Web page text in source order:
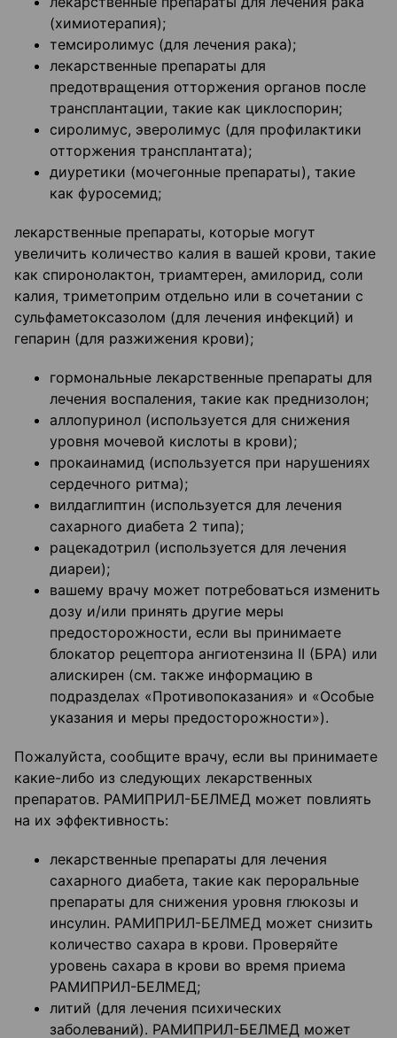
(химиотерапия);
темсиролимус (для лечения рака);
лекарственные препараты для
предотвращения отторжения органов после
трансплантации, такие как циклоспорин;
сиролимус, эверолимус (для профилактики
отторжения трансплантата);
диуретики (мочегонные препараты), такие
как фуросемид;
лекарственные препараты, которые могут
увеличить количество калия в вашей крови, такие
как спиронолактон, триамтерен, амилорид, соли
калия, триметоприм отдельно или в сочетании с
сульфаметоксазолом (для лечения инфекций) и
гепарин (для разжижения крови);
гормональные лекарственные препараты для
лечения воспаления, такие как преднизолон;
аллопуринол (используется для снижения
уровня мочевой кислоты в крови);
прокаинамид (используется при нарушениях
сердечного ритма);
вилдаглиптин (используется для лечения
сахарного диабета 2 типа);
рацекадотрил (используется для лечения
диареи);
вашему врачу может потребоваться изменить
дозу и/или принять другие меры
предосторожности, если вы принимаете
блокатор рецептора ангиотензина II (БРА) или
алискирен (см. также информацию в
подразделах «Противопоказания» и «Особые
указания и меры предосторожности»).
Пожалуйста, сообщите врачу, если вы принимаете
какие-либо из следующих лекарственных
препаратов. РАМИПРИЛ-БЕЛМЕД может повлиять
на их эффективность:
лекарственные препараты для лечения
сахарного диабета, такие как пероральные
препараты для снижения уровня глюкозы и
инсулин. РАМИПРИЛ-БЕЛМЕД может снизить
количество сахара в крови. Проверяйте
уровень сахара в крови во время приема
РАМИПРИЛ-БЕЛМЕД;
литий (для лечения психических
заболеваний). РАМИПРИЛ-БЕЛМЕД может